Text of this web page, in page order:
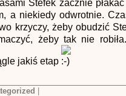
Stefek zacznie
a niekiedy odwrotnie.
krzyczy, żeby obudzić
żeby tak nie
jakiś etap